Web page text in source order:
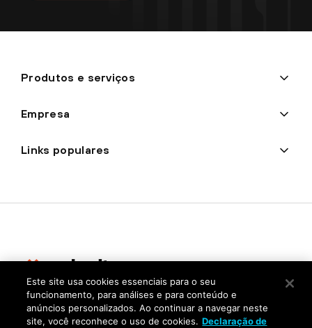
Produtos e serviços
Empresa
Links populares
Privacidade
Este site usa cookies essenciais para o seu
funcionamento, para análises e para conteúdo e
anúncios personalizados. Ao continuar a navegar neste
site, você reconhece o uso de cookies. Declaração de